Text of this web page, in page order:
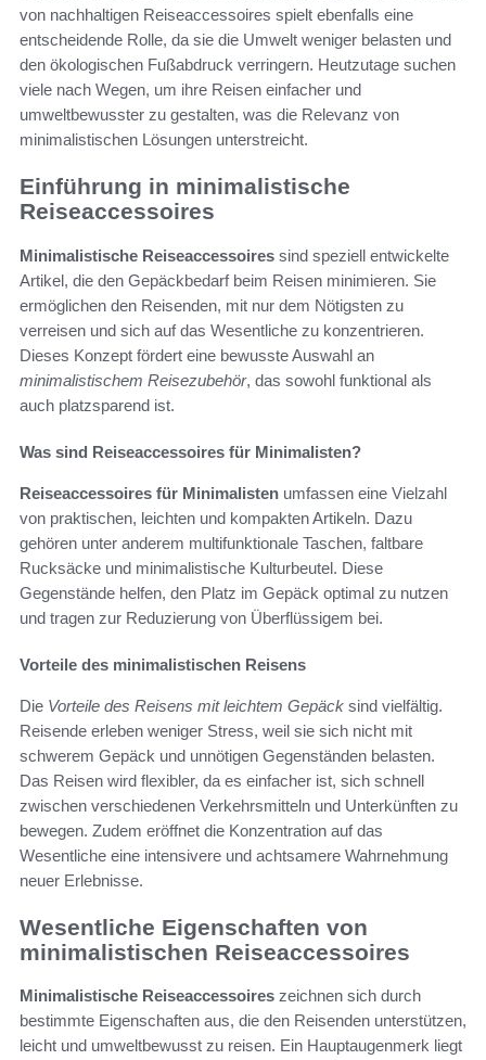
von nachhaltigen Reiseaccessoires spielt ebenfalls eine
entscheidende Rolle, da sie die Umwelt weniger belasten und
den ökologischen Fußabdruck verringern. Heutzutage suchen
viele nach Wegen, um ihre Reisen einfacher und
umweltbewusster zu gestalten, was die Relevanz von
minimalistischen Lösungen unterstreicht.
Einführung in minimalistische
Reiseaccessoires
Minimalistische Reiseaccessoires sind speziell entwickelte
Artikel, die den Gepäckbedarf beim Reisen minimieren. Sie
ermöglichen den Reisenden, mit nur dem Nötigsten zu
verreisen und sich auf das Wesentliche zu konzentrieren.
Dieses Konzept fördert eine bewusste Auswahl an
minimalistischem Reisezubehör, das sowohl funktional als
auch platzsparend ist.
Was sind Reiseaccessoires für Minimalisten?
Reiseaccessoires für Minimalisten umfassen eine Vielzahl
von praktischen, leichten und kompakten Artikeln. Dazu
gehören unter anderem multifunktionale Taschen, faltbare
Rucksäcke und minimalistische Kulturbeutel. Diese
Gegenstände helfen, den Platz im Gepäck optimal zu nutzen
und tragen zur Reduzierung von Überflüssigem bei.
Vorteile des minimalistischen Reisens
Die Vorteile des Reisens mit leichtem Gepäck sind vielfältig.
Reisende erleben weniger Stress, weil sie sich nicht mit
schwerem Gepäck und unnötigen Gegenständen belasten.
Das Reisen wird flexibler, da es einfacher ist, sich schnell
zwischen verschiedenen Verkehrsmitteln und Unterkünften zu
bewegen. Zudem eröffnet die Konzentration auf das
Wesentliche eine intensivere und achtsamere Wahrnehmung
neuer Erlebnisse.
Wesentliche Eigenschaften von
minimalistischen Reiseaccessoires
Minimalistische Reiseaccessoires zeichnen sich durch
bestimmte Eigenschaften aus, die den Reisenden unterstützen,
leicht und umweltbewusst zu reisen. Ein Hauptaugenmerk liegt